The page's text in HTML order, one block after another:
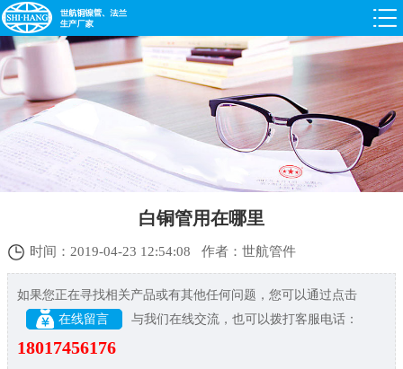
白铜管用在哪里
时间：2019-04-23 12:54:08 作者：世航管件
如果您正在寻找相关产品或有其他任何问题，您可以通过点击
在线留言
与我们在线交流，也可以拨打客服电话：
18017456176